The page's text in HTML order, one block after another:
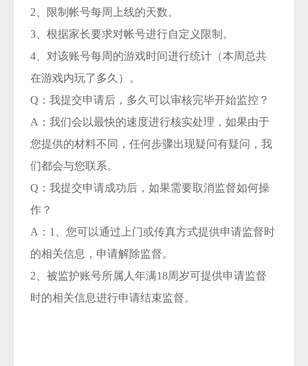
2、限制帐号每周上线的天数。
3、根据家长要求对帐号进行自定义限制。
4、对该账号每周的游戏时间进行统计（本周总共
在游戏内玩了多久）。
Q：我提交申请后，多久可以审核完毕开始监控？
A：我们会以最快的速度进行核实处理，如果由于
您提供的材料不同，任何步骤出现疑问有疑问，我
们都会与您联系。
Q：我提交申请成功后，如果需要取消监督如何操
作？
A：1、您可以通过上门或传真方式提供申请监督时
的相关信息，申请解除监督。
2、被监护账号所属人年满18周岁可提供申请监督
时的相关信息进行申请结束监督。